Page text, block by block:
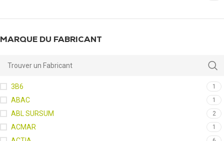
MARQUE DU FABRICANT
3B6 1
ABAC 1
ABL SURSUM 2
ACMAR 1